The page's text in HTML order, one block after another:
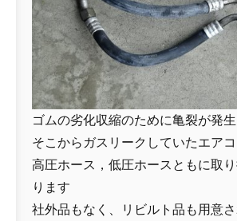
ゴムの劣化収縮のために亀裂が発生
そこからガスリークしていたエア
高圧ホース，低圧ホースともに取
ります
社外品もなく、リビルト品も用意